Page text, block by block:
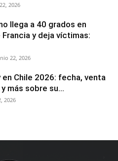
2026
llega a 40 grados en
y deja víctimas:
22, 2026
Chile 2026: fecha, venta
más sobre su...
2026